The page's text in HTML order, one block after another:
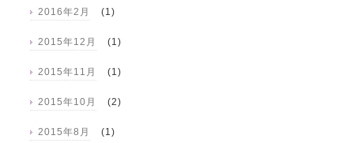
2016年2月 (1)
2015年12月 (1)
2015年11月 (1)
2015年10月 (2)
2015年8月 (1)